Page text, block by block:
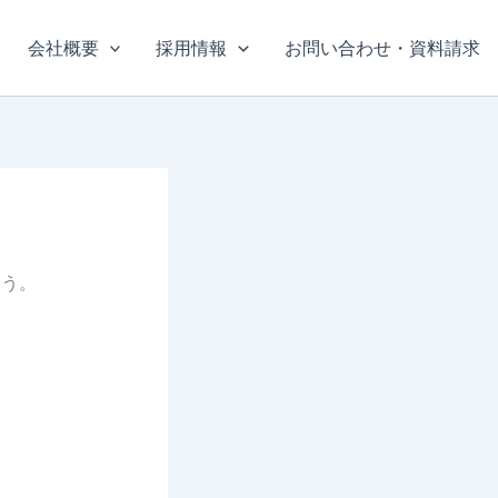
会社概要 採用情報 お問い合わせ・資料請求
。